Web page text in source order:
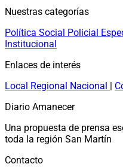
Nuestras categorías
Política Social Policial
Institucional
Enlaces de interés
Local Regional Nacional |
Diario Amanecer
Una propuesta de prensa
toda la región San Martín
Contacto